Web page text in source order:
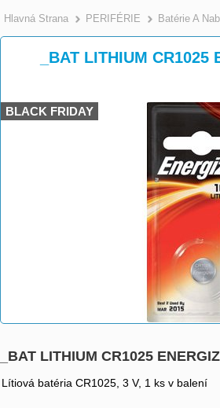
Hlavná Strana >
PERIFÉRIE Batérie A
_BAT LITHIUM CR1025
BLACK FRIDAY
_BAT LITHIUM CR1025
Lítiová batéria CR1025, 3 V, 1 ks v balení